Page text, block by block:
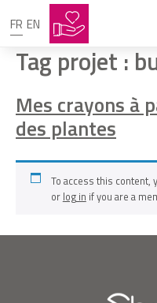
FR EN
Tag projet :
Mes crayons à
des plantes
To access this content,
or log in if you are a